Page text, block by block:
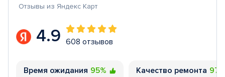
Отзывы из Яндекс Карт
4.9 608 отзывов
Время ожидания 95% Качество ремонта